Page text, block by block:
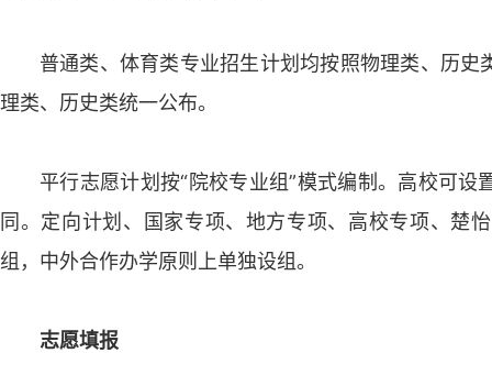
普通类、体育类专业招生计划均按照物理类、历
理类、历史类统一公布。
平行志愿计划按“院校专业组”模式编制。高校可
同。定向计划、国家专项、地方专项、高校专项、楚
组，中外合作办学原则上单独设组。
志愿填报